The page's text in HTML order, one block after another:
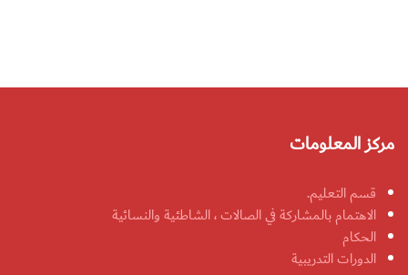
مركز المعلومات
قسم التعليم.
الاهتمام بالمشاركة في الصالات ، الشاطئية والنسائية
الحكام
الدورات التدريبية